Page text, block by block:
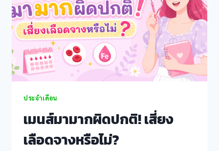
panel
panel
panel
panel
panel
panel
panel
ประจำเดือน
เมนส์มามากผิดปกติ! เสี่ยง
เลือดจางหรือไม่?